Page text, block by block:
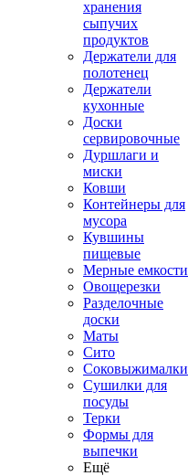
хранения
сыпучих
продуктов
Держатели для
полотенец
Держатели
кухонные
Доски
сервировочные
Дуршлаги и
миски
Ковши
Контейнеры для
мусора
Кувшины
пищевые
Мерные емкости
Овощерезки
Разделочные
доски
Маты
Сито
Соковыжималки
Сушилки для
посуды
Терки
Формы для
выпечки
Ещё